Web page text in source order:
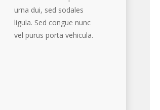
urna dui, sed sodales
ligula. Sed congue nunc
vel purus porta vehicula.